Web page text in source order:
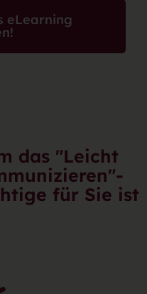
eLearning
das "Leicht
für Sie ist